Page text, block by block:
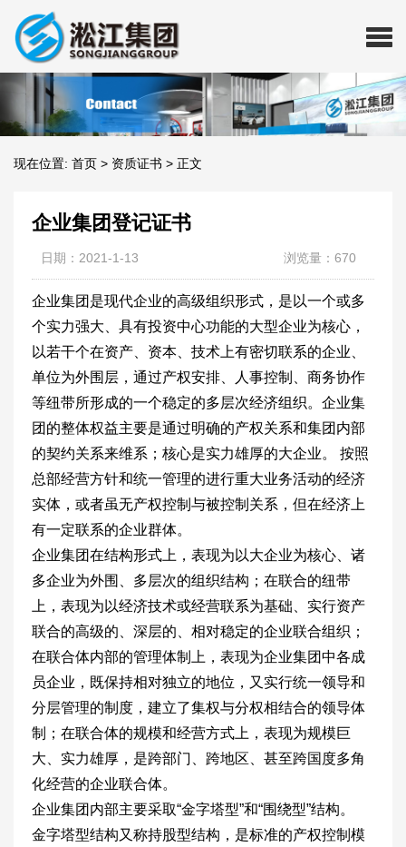
现在位置: 首页 > 资质证书 > 正文
企业集团登记证书
日期：2021-1-13 浏览量：670
企业集团是现代企业的高级组织形式，是以一个或多
个实力强大、具有投资中心功能的大型企业为核心，
以若干个在资产、资本、技术上有密切联系的企业、
单位为外围层，通过产权安排、人事控制、商务协作
等纽带所形成的一个稳定的多层次经济组织。企业集
团的整体权益主要是通过明确的产权关系和集团内部
的契约关系来维系；核心是实力雄厚的大企业。 按照
总部经营方针和统一管理的进行重大业务活动的经济
实体，或者虽无产权控制与被控制关系，但在经济上
有一定联系的企业群体。
企业集团在结构形式上，表现为以大企业为核心、诸
多企业为外围、多层次的组织结构；在联合的纽带
上，表现为以经济技术或经营联系为基础、实行资产
联合的高级的、深层的、相对稳定的企业联合组织；
在联合体内部的管理体制上，表现为企业集团中各成
员企业，既保持相对独立的地位，又实行统一领导和
分层管理的制度，建立了集权与分权相结合的领导体
制；在联合体的规模和经营方式上，表现为规模巨
大、实力雄厚，是跨部门、跨地区、甚至跨国度多角
化经营的企业联合体。
企业集团内部主要采取“金字塔型”和“围绕型”结构。
金字塔型结构又称持股型结构，是标准的产权控制模